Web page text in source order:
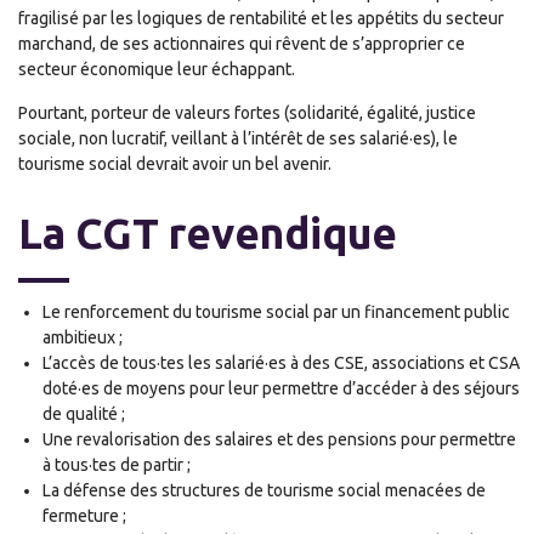
fragilisé par les logiques de rentabilité et les appétits du secteur
marchand, de ses actionnaires qui rêvent de s’approprier ce
secteur économique leur échappant.
Pourtant, porteur de valeurs fortes (solidarité, égalité, justice
sociale, non lucratif, veillant à l’intérêt de ses salarié·es), le
tourisme social devrait avoir un bel avenir.
La CGT revendique
Le renforcement du tourisme social par un financement public
ambitieux ;
L’accès de tous·tes les salarié·es à des CSE, associations et CSA
doté·es de moyens pour leur permettre d’accéder à des séjours
de qualité ;
Une revalorisation des salaires et des pensions pour permettre
à tous·tes de partir ;
La défense des structures de tourisme social menacées de
fermeture ;